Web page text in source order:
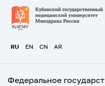
RU EN CN AR
Федеральное